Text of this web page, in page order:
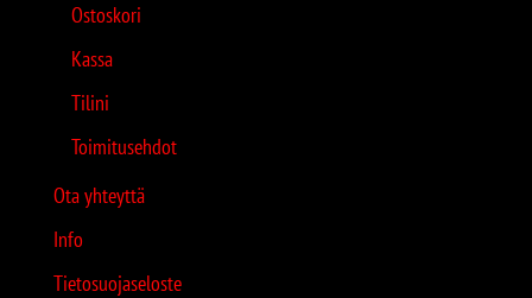
Ostoskori
Kassa
Tilini
Toimitusehdot
Ota yhteyttä
Info
Tietosuojaseloste